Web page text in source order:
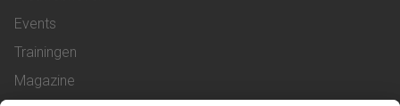
Events
Trainingen
Magazine